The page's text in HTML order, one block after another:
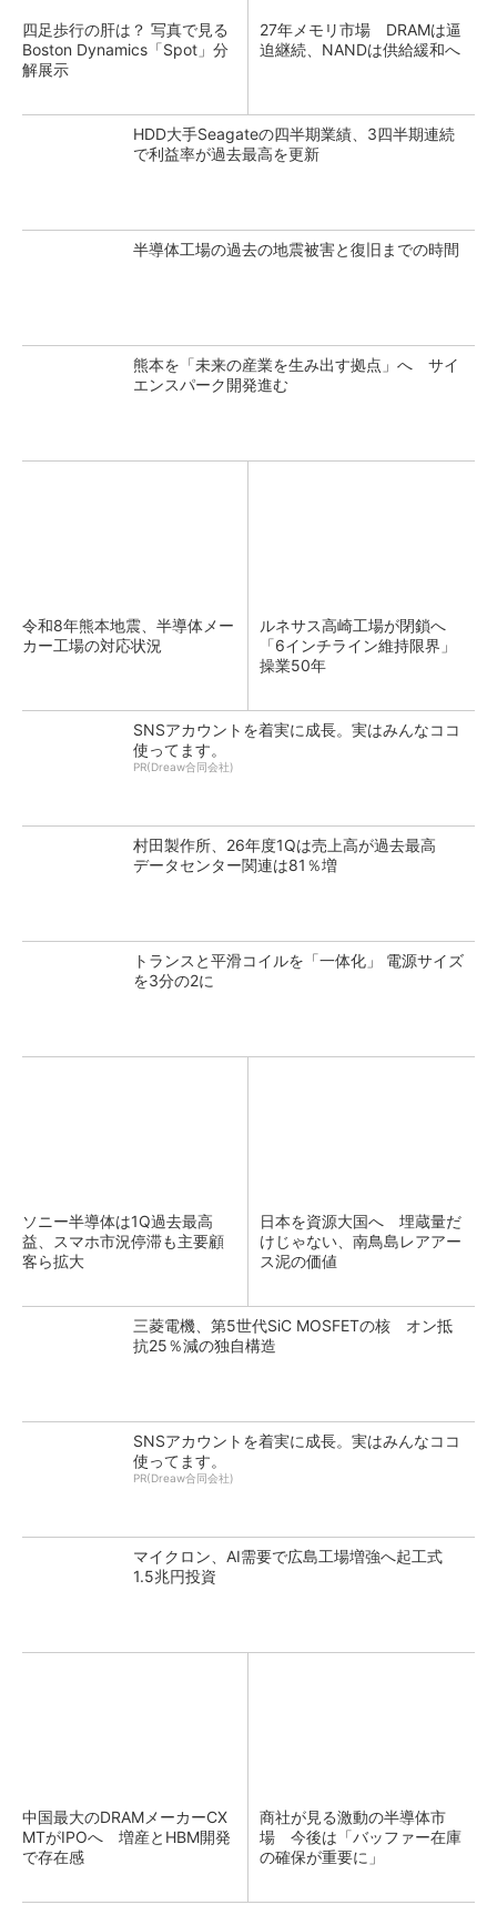
四足歩行の肝は？ 写真で見る
Boston Dynamics「Spot」分
解展示
27年メモリ市場 DRAMは逼
迫継続、NANDは供給緩和へ
HDD大手Seagateの四半期業績、3四半期連続
で利益率が過去最高を更新
半導体工場の過去の地震被害と復旧までの時間
熊本を「未来の産業を生み出す拠点」へ サイ
エンスパーク開発進む
令和8年熊本地震、半導体メー
カー工場の対応状況
ルネサス高崎工場が閉鎖へ
「6インチライン維持限界」
操業50年
SNSアカウントを着実に成長。実はみんなココ
使ってます。
PR(Dreaw合同会社)
村田製作所、26年度1Qは売上高が過去最高
データセンター関連は81％増
トランスと平滑コイルを「一体化」 電源サイズ
を3分の2に
ソニー半導体は1Q過去最高
益、スマホ市況停滞も主要顧
客ら拡大
日本を資源大国へ 埋蔵量だ
けじゃない、南鳥島レアアー
ス泥の価値
三菱電機、第5世代SiC MOSFETの核 オン抵
抗25％減の独自構造
SNSアカウントを着実に成長。実はみんなココ
使ってます。
PR(Dreaw合同会社)
マイクロン、AI需要で広島工場増強へ起工式
1.5兆円投資
中国最大のDRAMメーカーCX
MTがIPOへ 増産とHBM開発
で存在感
商社が見る激動の半導体市
場 今後は「バッファー在庫
の確保が重要に」